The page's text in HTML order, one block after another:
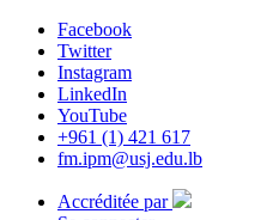
Facebook
Twitter
Instagram
LinkedIn
YouTube
+961 (1) 421 617
fm.ipm@usj.edu.lb
Accréditée par